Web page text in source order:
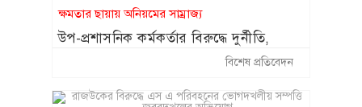
ক্ষমতার ছায়ায় অনিয়মের সাম্রাজ্য
উপ-প্রশাসনিক কর্মকর্তার বিরুদ্ধে দুর্নীতি,
স্বজনপ্রীতি ও নিয়োগ-বাণিজ্যের বিস্ফোরক
বিশেষ প্রতিবেদন